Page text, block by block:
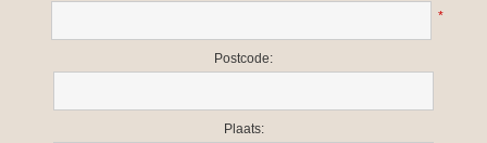
*
Postcode:
Plaats: